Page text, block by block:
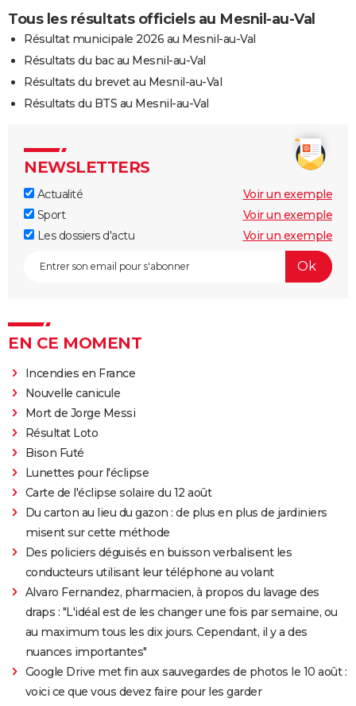
Tous les résultats officiels au Mesnil-au-Val
Résultat municipale 2026 au Mesnil-au-Val
Résultats du bac au Mesnil-au-Val
Résultats du brevet au Mesnil-au-Val
Résultats du BTS au Mesnil-au-Val
NEWSLETTERS
Actualité
Voir un exemple
Sport
Voir un exemple
Les dossiers d'actu
Voir un exemple
EN CE MOMENT
Incendies en France
Nouvelle canicule
Mort de Jorge Messi
Résultat Loto
Bison Futé
Lunettes pour l'éclipse
Carte de l'éclipse solaire du 12 août
Du carton au lieu du gazon : de plus en plus de jardiniers
misent sur cette méthode
Des policiers déguisés en buisson verbalisent les
conducteurs utilisant leur téléphone au volant
Alvaro Fernandez, pharmacien, à propos du lavage des
draps : "L'idéal est de les changer une fois par semaine, ou
au maximum tous les dix jours. Cependant, il y a des
nuances importantes"
Google Drive met fin aux sauvegardes de photos le 10 août :
voici ce que vous devez faire pour les garder